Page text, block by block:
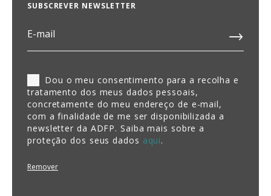
SUBSCREVER NEWSLETTER
Dou o meu consentimento para a recolha e
tratamento dos meus dados pessoais,
concretamente do meu endereço de e-mail,
com a finalidade de me ser disponibilizada a
newsletter da ADFP. Saiba mais sobre a
proteção dos seus dados aqui.
Remover